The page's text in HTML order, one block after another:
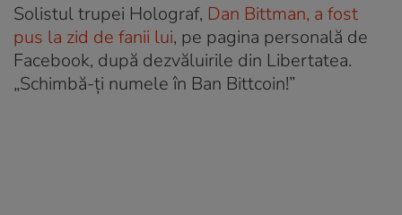
Solistul trupei Holograf, Dan Bittman, a fost
pus la zid de fanii lui, pe pagina personală de
Facebook, după dezvăluirile din Libertatea.
„Schimbă-ți numele în Ban Bittcoin!”